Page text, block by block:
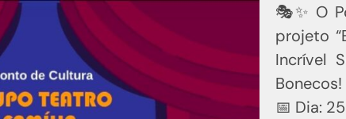
🎭✨ O
projeto
Incrível
Bonecos!
📅 Dia: